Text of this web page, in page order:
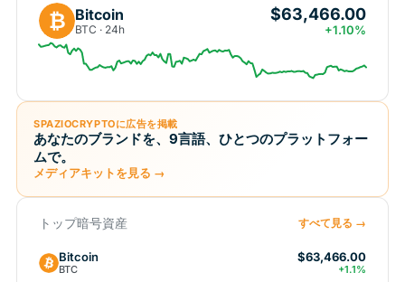
₿ Bitcoin
BTC · 24h
$63,466.00
+1.10%
SPAZIOCRYPTOに広告を掲載
あなたのブランドを、9言語、ひとつのプラットフォー
ムで。
メディアキットを見る →
トップ暗号資産 すべて見る →
Bitcoin
BTC
$63,466.00
+1.1%